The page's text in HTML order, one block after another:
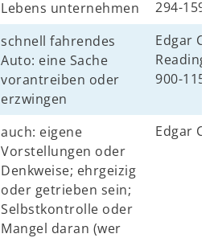
Lebens unternehmen
294-159,
schnell fahrendes
Auto: eine Sache
vorantreiben oder
erzwingen
Edgar
Reading
900-115,
auch: eigene
Vorstellungen oder
Denkweise; ehrgeizig
oder getrieben sein;
Selbstkontrolle oder
Mangel daran (wer
Edgar